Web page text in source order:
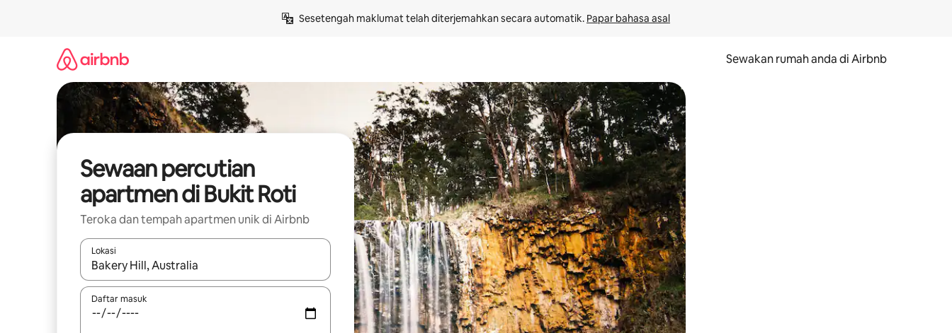
Sesetengah maklumat telah diterjemahkan secara automatik. Papar bahasa asal
Sewakan rumah anda di Airbnb
Sewaan percutian
apartmen di Bukit Roti
Teroka dan tempah apartmen unik di Airbnb
Lokasi
Apabila hasil tersedia, navigasi dengan kekunci anak panah atas dan bawah atau teroka dengan sentuhan atau gerak leret.
Daftar masuk